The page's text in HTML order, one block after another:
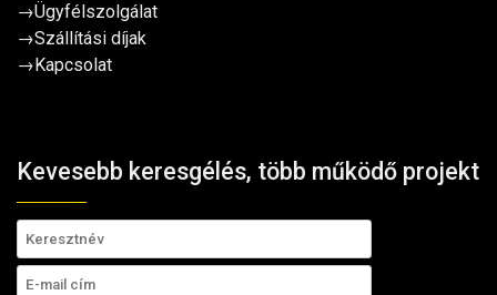
→Ügyfélszolgálat
→Szállítási díjak
→ Kapcsolat
Kevesebb keresgélés, több működő projekt